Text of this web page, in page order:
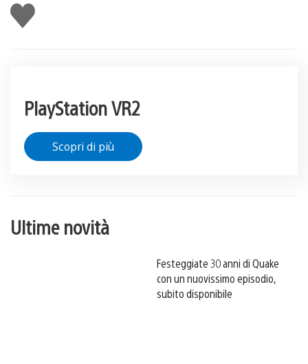
Mi
piace
PlayStation VR2
Scopri di più
Ultime novità
Festeggiate 30 anni di Quake
con un nuovissimo episodio,
subito disponibile